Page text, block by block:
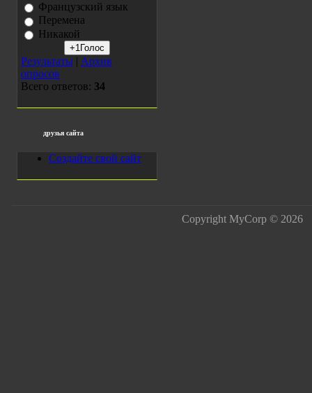
Французский язык
Перемена
Никакой
Результаты | Архив
опросов
Всего ответов: 34
друзья сайта
Создайте свой сайт
Copyright MyCorp © 2026